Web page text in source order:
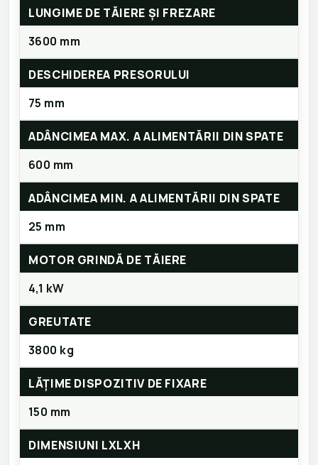
LUNGIME DE TĂIERE ȘI FREZARE
3600 mm
DESCHIDEREA PRESORULUI
75 mm
ADÂNCIMEA MAX. A ALIMENTĂRII DIN SPATE
600 mm
ADÂNCIMEA MIN. A ALIMENTĂRII DIN SPATE
25 mm
MOTOR GRINDĂ DE TĂIERE
4,1 kW
GREUTATE
3800 kg
LĂȚIME DISPOZITIV DE FIXARE
150 mm
DIMENSIUNI LXLXH